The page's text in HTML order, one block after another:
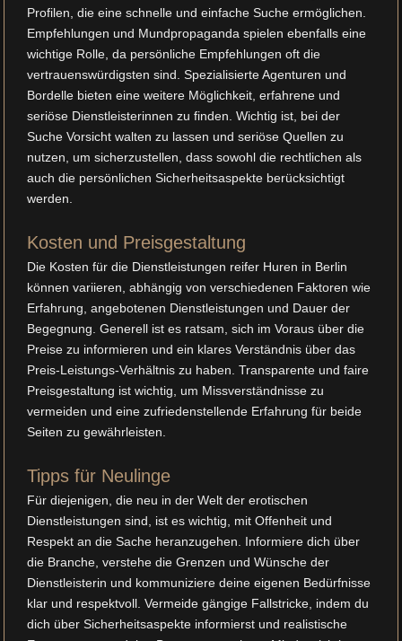
Profilen, die eine schnelle und einfache Suche ermöglichen.
Empfehlungen und Mundpropaganda spielen ebenfalls eine
wichtige Rolle, da persönliche Empfehlungen oft die
vertrauenswürdigsten sind. Spezialisierte Agenturen und
Bordelle bieten eine weitere Möglichkeit, erfahrene und
seriöse Dienstleisterinnen zu finden. Wichtig ist, bei der
Suche Vorsicht walten zu lassen und seriöse Quellen zu
nutzen, um sicherzustellen, dass sowohl die rechtlichen als
auch die persönlichen Sicherheitsaspekte berücksichtigt
werden.
Kosten und Preisgestaltung
Die Kosten für die Dienstleistungen reifer Huren in Berlin
können variieren, abhängig von verschiedenen Faktoren wie
Erfahrung, angebotenen Dienstleistungen und Dauer der
Begegnung. Generell ist es ratsam, sich im Voraus über die
Preise zu informieren und ein klares Verständnis über das
Preis-Leistungs-Verhältnis zu haben. Transparente und faire
Preisgestaltung ist wichtig, um Missverständnisse zu
vermeiden und eine zufriedenstellende Erfahrung für beide
Seiten zu gewährleisten.
Tipps für Neulinge
Für diejenigen, die neu in der Welt der erotischen
Dienstleistungen sind, ist es wichtig, mit Offenheit und
Respekt an die Sache heranzugehen. Informiere dich über
die Branche, verstehe die Grenzen und Wünsche der
Dienstleisterin und kommuniziere deine eigenen Bedürfnisse
klar und respektvoll. Vermeide gängige Fallstricke, indem du
dich über Sicherheitsaspekte informierst und realistische